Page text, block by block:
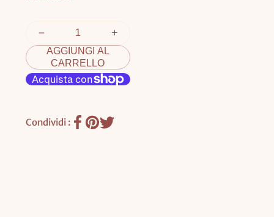
AGGIUNGI AL
CARRELLO
Condividi :